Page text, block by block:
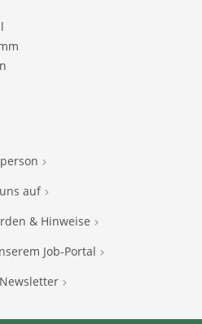
auf
& Hinweise
Job-Portal